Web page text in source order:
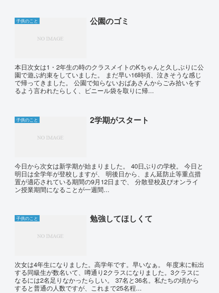
子供のこと 公園のゴミ
本日次女は1・2年生の時のクラスメイトのKちゃんと久しぶりに公
園で遊ぶ約束をしていました。 まだ早い16時頃、泣きそうな感じ
で帰ってきました。 公園で知らないおばあさんからごみ拾いをす
るよう言われたらしく、ビニール袋を取りに帰...
子供のこと 2学期がスタート
今日から次女は新学期が始まりました。 40日ぶりの学校。 今日と
明日は全学年が登校しますが、 明後日から、まん延防止等重点措
置が適応されている期間の9月12日まで、 分散登校及びオンライ
ン授業期間になることが一週間...
子供のこと 勉強してほしくて
次女は4年生になりました。高学年です。早いなぁ。 年度末に転出
する同級生が数名いて、噂通り2クラスになりました。3クラスに
なるには2名足りなかったらしい。 37名と36名。私たちの頃から
すると普通の人数ですが、これまで25名程...